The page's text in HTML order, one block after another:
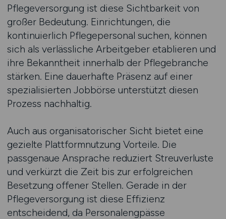
Pflegeversorgung ist diese Sichtbarkeit von
großer Bedeutung. Einrichtungen, die
kontinuierlich Pflegepersonal suchen, können
sich als verlässliche Arbeitgeber etablieren und
ihre Bekanntheit innerhalb der Pflegebranche
stärken. Eine dauerhafte Präsenz auf einer
spezialisierten Jobbörse unterstützt diesen
Prozess nachhaltig.
Auch aus organisatorischer Sicht bietet eine
gezielte Plattformnutzung Vorteile. Die
passgenaue Ansprache reduziert Streuverluste
und verkürzt die Zeit bis zur erfolgreichen
Besetzung offener Stellen. Gerade in der
Pflegeversorgung ist diese Effizienz
entscheidend, da Personalengpässe